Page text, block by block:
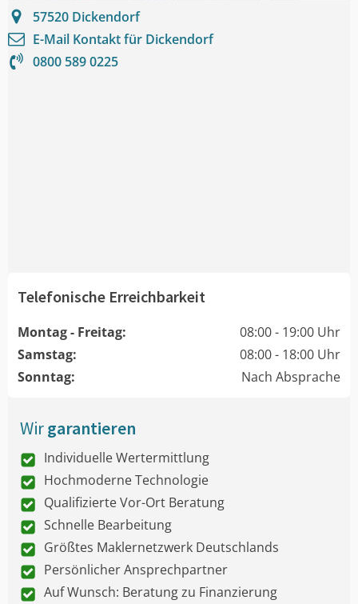
57520 Dickendorf
E-Mail Kontakt für Dickendorf
0800 589 0225
Telefonische Erreichbarkeit
Montag - Freitag:
08:00 - 19:00 Uhr
Samstag:
08:00 - 18:00 Uhr
Sonntag:
Nach Absprache
Wirgarantieren
Individuelle Wertermittlung
Hochmoderne Technologie
Qualifizierte Vor-Ort Beratung
Schnelle Bearbeitung
Größtes Maklernetzwerk Deutschlands
Persönlicher Ansprechpartner
Auf Wunsch: Beratung zu Finanzierung